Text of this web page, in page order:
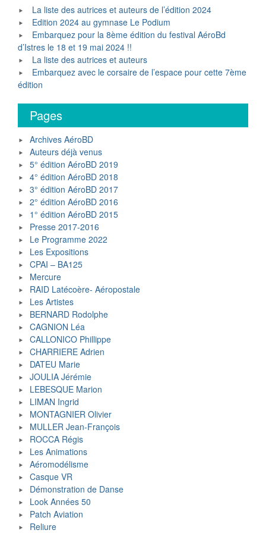
La liste des autrices et auteurs de l’édition 2024
Edition 2024 au gymnase Le Podium
Embarquez pour la 8ème édition du festival AéroBd
d’Istres le 18 et 19 mai 2024 !!
La liste des autrices et auteurs
Embarquez avec le corsaire de l’espace pour cette 7ème
édition
Pages
Archives AéroBD
Auteurs déjà venus
5° édition AéroBD 2019
4° édition AéroBD 2018
3° édition AéroBD 2017
2° édition AéroBD 2016
1° édition AéroBD 2015
Presse 2017-2016
Le Programme 2022
Les Expositions
CPAI – BA125
Mercure
RAID Latécoère- Aéropostale
Les Artistes
BERNARD Rodolphe
CAGNION Léa
CALLONICO Phillippe
CHARRIERE Adrien
DATEU Marie
JOULIA Jérémie
LEBESQUE Marion
LIMAN Ingrid
MONTAGNIER Olivier
MULLER Jean-François
ROCCA Régis
Les Animations
Aéromodélisme
Casque VR
Démonstration de Danse
Look Années 50
Patch Aviation
Reliure